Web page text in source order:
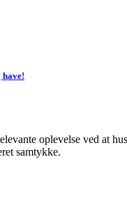
oplevelse ved at
samtykke.